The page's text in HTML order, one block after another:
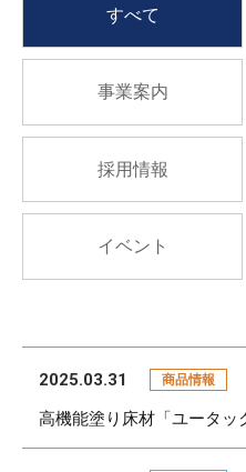
すべて
事業案内
採用情報
イベント
2025.03.31 商品情報
高機能塗り床材「ユータッ